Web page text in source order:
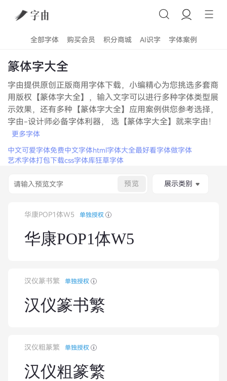
全部字体 购买会员 积分商城 AI识字 字体案例
篆体字大全
字由提供原创正版商用字体下载，小编精心为您挑选多套商
用版权【篆体字大全】，输入文字可以进行多种字体类型展
示效果，还有多种【篆体字大全】应用案例供您参考选择，
字由-设计师必备字体利器， 选【篆体字大全】就来字由！
更多字体
中文可爱字体免费中文字体html字体大全最好看字体做字体
艺术字体打包下载css字体库狂草字体
预览 展示类别
华康POP1体W5 单独授权
华康POP1体W5
汉仪篆书繁 单独授权
汉仪篆书繁
汉仪粗篆繁 单独授权
汉仪粗篆繁